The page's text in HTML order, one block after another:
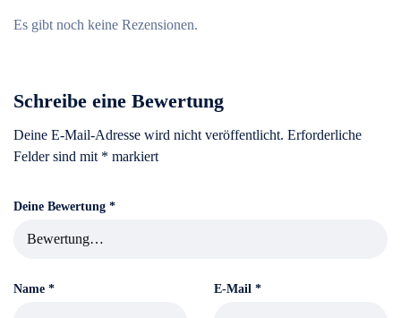
Es gibt noch keine Rezensionen.
Schreibe eine Bewertung
Deine E-Mail-Adresse wird nicht veröffentlicht. Erforderliche
Felder sind mit * markiert
Deine Bewertung *
Name * E-Mail *